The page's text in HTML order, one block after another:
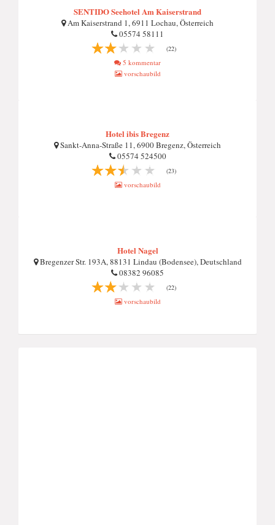
SENTIDO Seehotel Am Kaiserstrand
Am Kaiserstrand 1, 6911 Lochau, Österreich
05574 58111
(22)
5 kommentar
vorschaubild
Hotel ibis Bregenz
Sankt-Anna-Straße 11, 6900 Bregenz, Österreich
05574 524500
(23)
vorschaubild
Hotel Nagel
Bregenzer Str. 193A, 88131 Lindau (Bodensee), Deutschland
08382 96085
(22)
vorschaubild